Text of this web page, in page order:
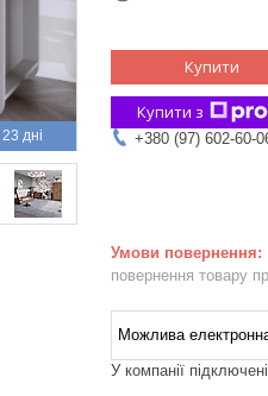
23 дні
Купити
Купити з
+380 (97) 602-60-
повернення товару
У компанії